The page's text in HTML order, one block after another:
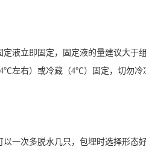
液立即固定，固定液的量建议大于
左右）或冷藏（4℃）固定，切勿冷
一次多脱水几只，包埋时选择形态